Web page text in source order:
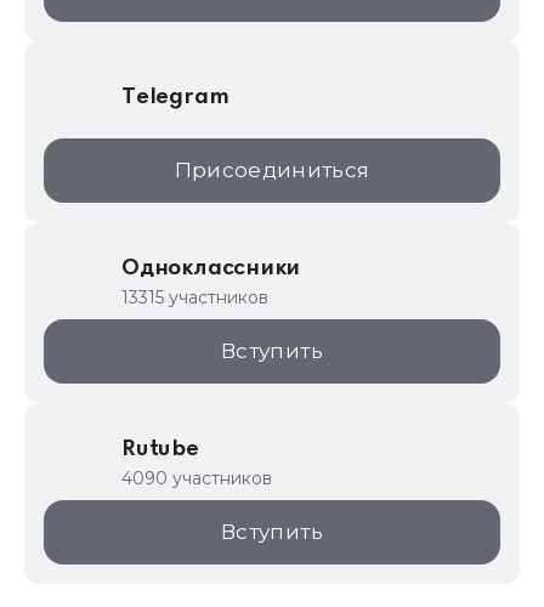
Telegram
Присоединиться
Одноклассники
13315 участников
Вступить
Rutube
4090 участников
Вступить